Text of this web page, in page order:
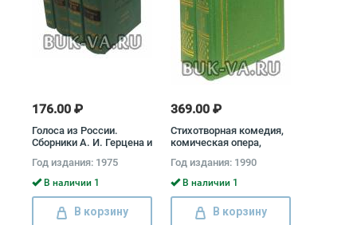
176.00 ₽
Голоса из России.
Сборники А. И. Герцена и
из 4 книг) Александр
Герцен, Николай Огарев
Год издания: 1975
В наличии 1
В корзину
369.00 ₽
Стихотворная комедия,
комическая опера,
начала XIX века
(комплект из 2 книг)
Иван Крылов, Михаил
Загоскин, Денис
Фонвизин, Александр
Год издания: 1990
В наличии 1
В корзину